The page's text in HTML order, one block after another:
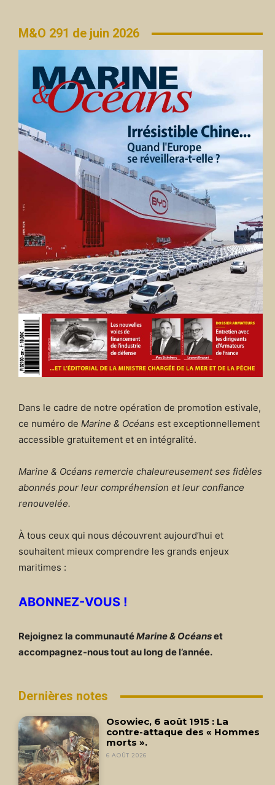
M&O 291 de juin 2026
Dans le cadre de notre opération de promotion estivale,
ce numéro de Marine & Océans est exceptionnellement
accessible gratuitement et en intégralité.
Marine & Océans remercie chaleureusement ses fidèles
abonnés pour leur compréhension et leur confiance
renouvelée.
À tous ceux qui nous découvrent aujourd’hui et
souhaitent mieux comprendre les grands enjeux
maritimes :
ABONNEZ-VOUS !
Rejoignez la communautéMarine & Océanset
accompagnez-nous tout au long de l’année.
Dernières notes
Osowiec, 6 août 1915 : La
contre-attaque des « Hommes
morts ».
6 AOÛT 2026